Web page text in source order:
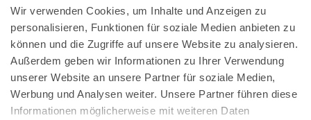
Wir verwenden Cookies, um Inhalte und Anzeigen zu
personalisieren, Funktionen für soziale Medien anbieten zu
können und die Zugriffe auf unsere Website zu analysieren.
Außerdem geben wir Informationen zu Ihrer Verwendung
unserer Website an unsere Partner für soziale Medien,
Werbung und Analysen weiter. Unsere Partner führen diese
Informationen möglicherweise mit weiteren Daten
Bundeskanzlerplatz 2
53113 Bonn